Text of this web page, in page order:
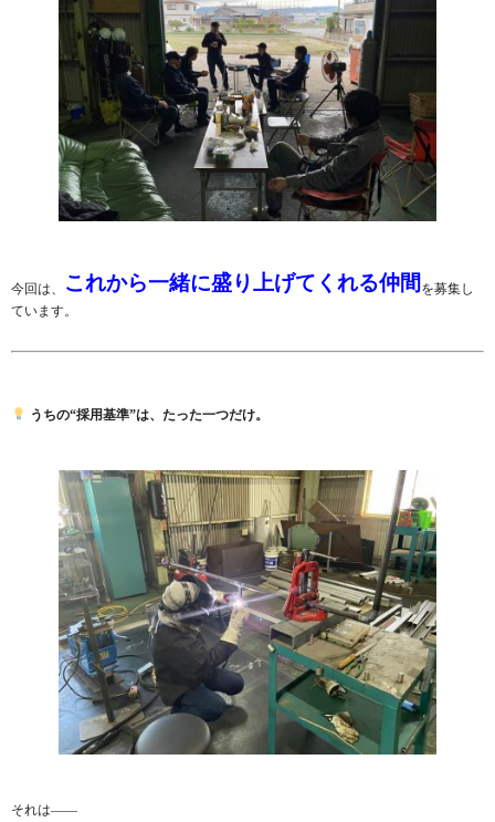
今回は、 これから一緒に盛り上げてくれる仲間 を募集し
ています。
うちの“採用基準”は、たった一つだけ。
それは――